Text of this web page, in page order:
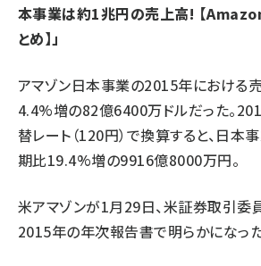
本事業は約1兆円の売上高! 【
とめ】」
アマゾン日本事業の2015年における
4.4%増の82億6400万ドルだった。
替レート（120円）で換算すると、日本
期比19.4%増の9916億8000万円。
米アマゾンが1月29日、米証券取引委
2015年の年次報告書で明らかになった